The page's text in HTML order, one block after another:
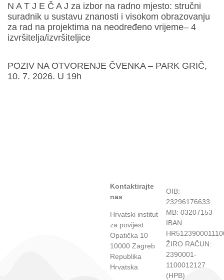
N A T J E Č A J za izbor na radno mjesto: stručni
suradnik u sustavu znanosti i visokom obrazovanju
za rad na projektima na neodređeno vrijeme– 4
izvršitelja/izvršiteljice
POZIV NA OTVORENJE ČVENKA – PARK GRIČ,
10. 7. 2026. U 19h
Kontaktirajte
nas
Hrvatski institut
za povijest
Opatička 10
10000 Zagreb
Republika
Hrvatska
OIB:
23296176633
MB: 03207153
IBAN:
ŽIRO RAČUN:
2390001-
1100012127
(HPB)